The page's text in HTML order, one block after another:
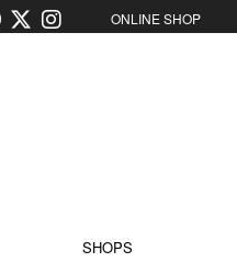
ONLINE SHOP
SHOPS